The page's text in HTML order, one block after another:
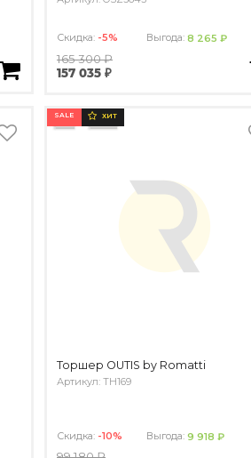
Скидка: -5% Выгода:8 265 ₽
165 300 ₽
157 035 ₽
SALE ХИТ
Торшер OUTIS by Romatti
Артикул: TH169
Скидка: -10% Выгода:9 918 ₽